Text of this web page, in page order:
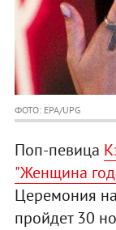
ФОТО: EPA/UPG
Поп-певица
"Женщина
Церемония
пройдет 30